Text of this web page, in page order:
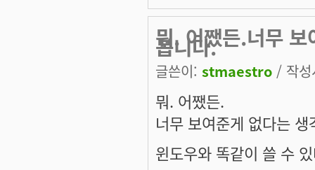
뭐. 어쨌든.너무
봅니다.
글쓴이: stmaestro / 작
뭐. 어쨌든.
너무 보여준게 없다는
윈도우와 똑같이 쓸 수